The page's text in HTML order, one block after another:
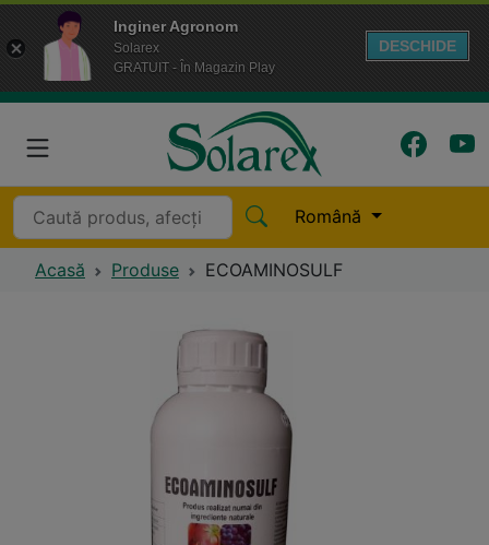
Inginer Agronom
Solarex
GRATUIT - În Magazin Play
DESCHIDE
Română
Acasă Produse ECOAMINOSULF